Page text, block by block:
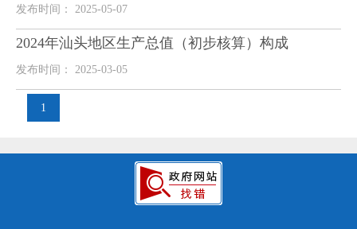
发布时间： 2025-05-07
2024年汕头地区生产总值（初步核算）构成
发布时间： 2025-03-05
1